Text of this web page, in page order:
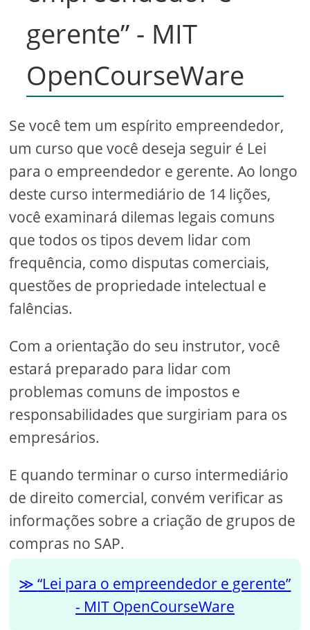
gerente” - MIT
OpenCourseWare
Se você tem um espírito empreendedor,
um curso que você deseja seguir é Lei
para o empreendedor e gerente. Ao longo
deste curso intermediário de 14 lições,
você examinará dilemas legais comuns
que todos os tipos devem lidar com
frequência, como disputas comerciais,
questões de propriedade intelectual e
falências.
Com a orientação do seu instrutor, você
estará preparado para lidar com
problemas comuns de impostos e
responsabilidades que surgiriam para os
empresários.
E quando terminar o curso intermediário
de direito comercial, convém verificar as
informações sobre a criação de grupos de
compras no SAP.
“Lei para o empreendedor e gerente”
- MIT OpenCourseWare